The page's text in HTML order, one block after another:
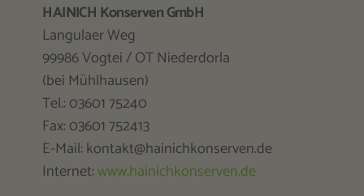
HAINICH Konserven GmbH
Langulaer Weg
99986 Vogtei / OT Niederdorla
(bei Mühlhausen)
Tel.: 03601 75240
Fax: 03601 752413
E-Mail: kontakt@hainichkonserven.de
Internet:www.hainichkonserven.de